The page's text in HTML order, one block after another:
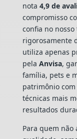
nota 4,9 de
compromisso
confia no
rigorosamente
utiliza apenas
pela Anvisa,
família, pets e
patrimônio
técnicas mais
resultados
Para quem